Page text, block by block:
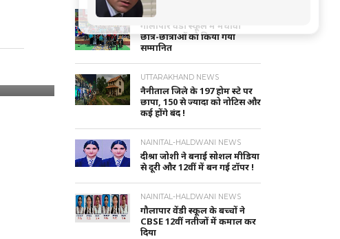
NAINITAL-HALDWANI NEWS
गौलापार वैंडी स्कूल में मेधावी
छात्र-छात्राओं को किया गया
सम्मानित
UTTARAKHAND NEWS
नैनीताल जिले के 197 होम स्टे पर
छापा, 150 से ज्यादा को नोटिस और
कई होंगे बंद !
NAINITAL-HALDWANI NEWS
दीश्रा जोशी ने बनाई सोशल मीडिया
से दूरी और 12वीं में बन गई टॉपर !
NAINITAL-HALDWANI NEWS
गौलापार वेंडी स्कूल के बच्चों ने
CBSE 12वीं नतीजों में कमाल कर
दिया